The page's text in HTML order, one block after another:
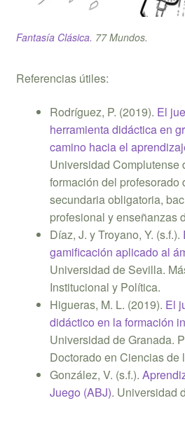
Fantasía Clásica. 77 Mundos.
Referencias útiles:
Rodríguez, P. (2019). El
herramienta didáctica en
camino hacia el
Universidad Complutense
formación del profesorado
secundaria obligatoria,
profesional y enseñanzas
Díaz, J. y Troyano, Y. (s.f.).
gamificación aplicado al
Universidad de Sevilla.
Institucional y Política.
Higueras, M. L. (2019). El
didáctico en la formación
Universidad de Granada.
Doctorado en Ciencias de
González, V. (s.f.).
Juego (ABJ). Universidad